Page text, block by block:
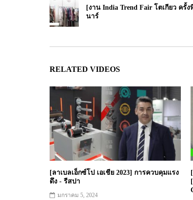
[งาน India Trend Fair โตเกียว ครั้
นาร์
RELATED VIDEOS
[ลาเบลเอ็กซ์โป เอเชีย 2023] การควบคุมแรง
ดึง - รีสปา
มกราคม 5, 2024